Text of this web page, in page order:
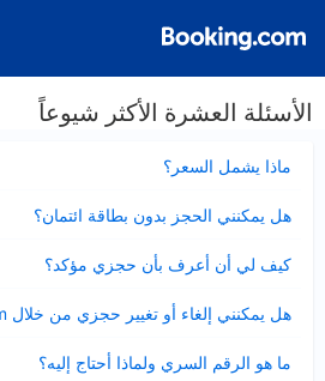
الأسئلة العشرة الأكثر شيوعاً
ماذا يشمل السعر؟
مصغر
هل يمكنني الحجز بدون بطاقة ائتمان؟
مصغر
كيف لي أن أعرف بأن حجزي مؤكد؟
مصغر
هل يمكنني إلغاء أو تغيير حجزي من خلال Booking.com؟
مصغر
ما هو الرقم السري ولماذا أحتاج إليه؟
مصغر